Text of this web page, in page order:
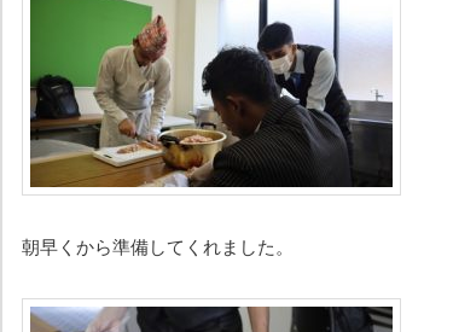
朝早くから準備してくれました。